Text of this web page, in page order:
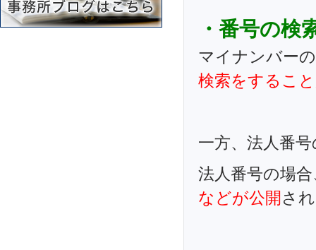
・番号の検
マイナンバー
検索をするこ
一方、法人番
法人番号の場合
などが公開 さ